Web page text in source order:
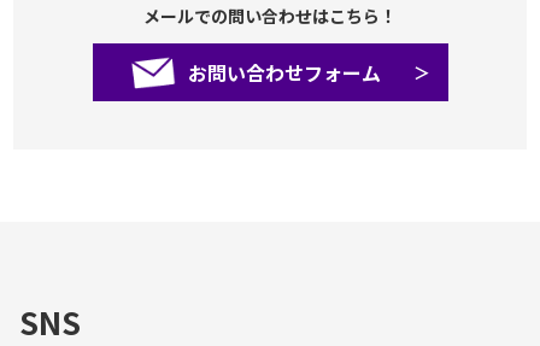
メールでの問い合わせはこちら！
お問い合わせフォーム
SNS